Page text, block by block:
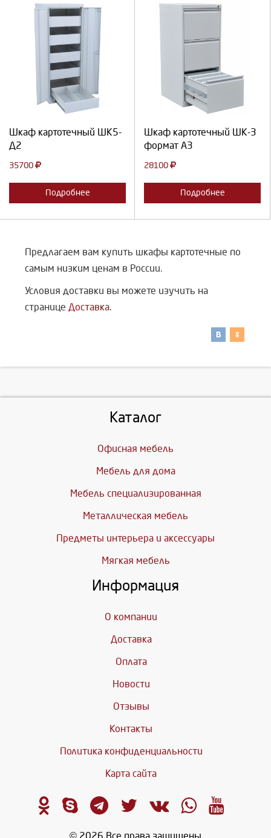
Шкаф картотечный ШК5-
Д2
35700
Подробнее
Выберите количество:
Шкаф картотечный ШК-3
формат А3
28100
Подробнее
Предлагаем вам купить шкафы картотечные по
самым низким ценам в России.
Условия доставки вы можете изучить на
странице Доставка.
Каталог
Офисная мебель
Мебель для дома
Мебель специализированная
Металлическая мебель
Предметы интерьера и аксессуары
Мягкая мебель
Информация
О компании
Доставка
Оплата
Новости
Отзывы
Контакты
Политика конфиденциальности
Карта сайта
© 2026 Все права защищены